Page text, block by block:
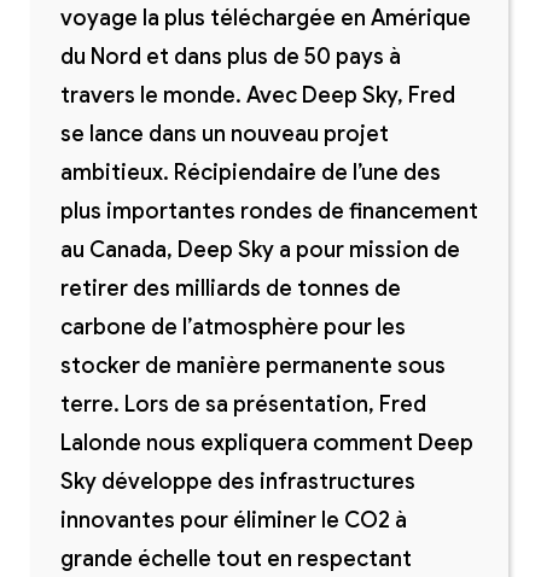
voyage la plus téléchargée en Amérique
du Nord et dans plus de 50 pays à
travers le monde. Avec Deep Sky, Fred
se lance dans un nouveau projet
ambitieux. Récipiendaire de l’une des
plus importantes rondes de financement
au Canada, Deep Sky a pour mission de
retirer des milliards de tonnes de
carbone de l’atmosphère pour les
stocker de manière permanente sous
terre. Lors de sa présentation, Fred
Lalonde nous expliquera comment Deep
Sky développe des infrastructures
innovantes pour éliminer le CO2 à
grande échelle tout en respectant